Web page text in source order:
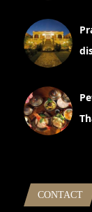
CONTACT